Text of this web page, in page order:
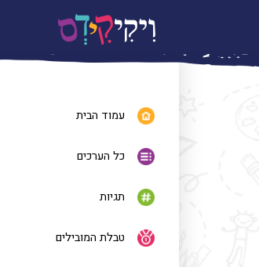
עמוד הבית
כל הערכים
תגיות
טבלת המובילים